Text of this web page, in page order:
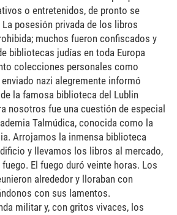
o entretenidos, de pronto se
posesión privada de los libros
muchos fueron confiscados y
bibliotecas judías en toda Europa
colecciones personales como
nazi alegremente informó
la famosa biblioteca del Lublin
nosotros fue una cuestión de especial
Talmúdica, conocida como la
Arrojamos la inmensa biblioteca
y llevamos los libros al mercado,
El fuego duró veinte horas. Los
alrededor y lloraban con
con sus lamentos.
militar y, con gritos vivaces, los